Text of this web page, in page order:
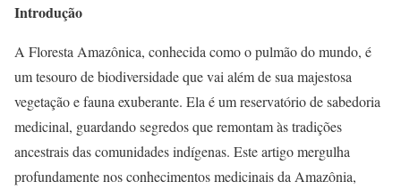
Introdução
A Floresta Amazônica, conhecida como o pulmão do mundo, é
um tesouro de biodiversidade que vai além de sua majestosa
vegetação e fauna exuberante. Ela é um reservatório de sabedoria
medicinal, guardando segredos que remontam às tradições
ancestrais das comunidades indígenas. Este artigo mergulha
profundamente nos conhecimentos medicinais da Amazônia,